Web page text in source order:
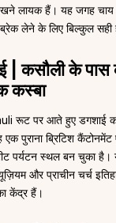
लायक हैं। यह जगह चाय
ब्रेक लेने के लिए बिल्कुल सही
| कसौली के पास
कस्बा
रूट पर आते हुए डगशाई
एक पुराना ब्रिटिश कैंटोनमेंट
पर्यटन स्थल बन चुका है।
और प्राचीन चर्च
केंद्र हैं।